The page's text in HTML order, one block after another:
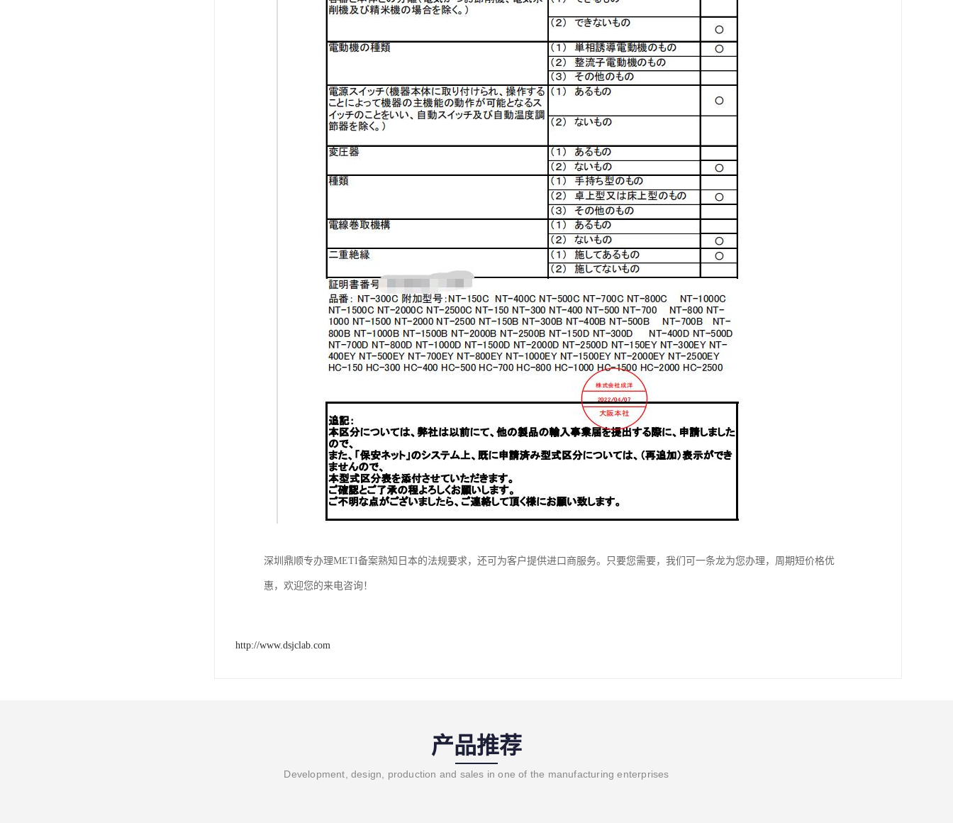
深圳鼎顺专办理METI备案熟知日本的法规要求，还可为客户提供进口商服务。只要您需要，我们可一条龙为您办理，周期短价格优
惠，欢迎您的来电咨询！
http://www.dsjclab.com
产品推荐
Development, design, production and sales in one of the manufacturing enterprises